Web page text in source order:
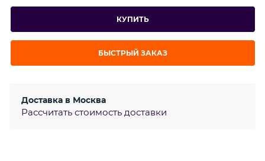
КУПИТЬ
БЫСТРЫЙ ЗАКАЗ
Доставка в Москва
Рассчитать стоимость доставки